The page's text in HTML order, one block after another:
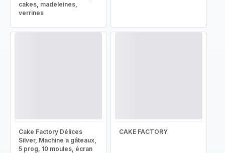
cakes, madeleines,
verrines
Cake Factory Délices
Silver, Machine à gâteaux,
5 prog, 10 moules, écran
CAKE FACTORY